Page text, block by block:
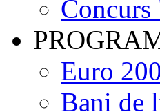
Euro 200
Bani de